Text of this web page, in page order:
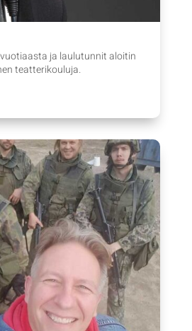
ja laulutunnit aloitin
teatterikouluja.